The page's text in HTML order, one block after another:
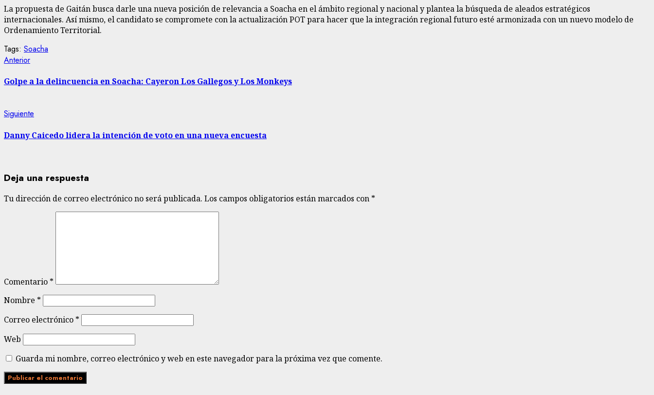
La propuesta de Gaitán busca darle una nueva posición de relevancia a Soacha en el ámbito regional y nacional y plantea la búsqueda de aleados estratégicos
internacionales. Así mismo, el candidato se compromete con la actualización POT para hacer que la integración regional futuro esté armonizada con un nuevo modelo de
Ordenamiento Territorial.
Tags: Soacha
Sigue
leyendo
AnteriorEntrada
Golpe a la delincuencia en Soacha: Cayeron Los Gallegos y Los Monkeys
Siguiente
Danny Caicedo lidera la intención de voto en una nueva encuesta
Deja una respuesta
Tu dirección de correo electrónico no será publicada. Los campos obligatorios están marcados con *
Comentario *
Nombre *
Correo electrónico *
Web
Guarda mi nombre, correo electrónico y web en este navegador para la próxima vez que comente.